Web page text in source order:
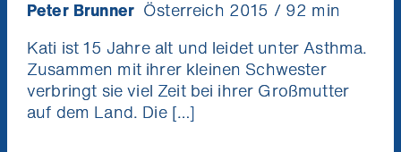
Peter Brunner Österreich 2015 / 92 min
Kati ist 15 Jahre alt und leidet unter Asthma.
Zusammen mit ihrer kleinen Schwester
verbringt sie viel Zeit bei ihrer Großmutter
auf dem Land. Die […]